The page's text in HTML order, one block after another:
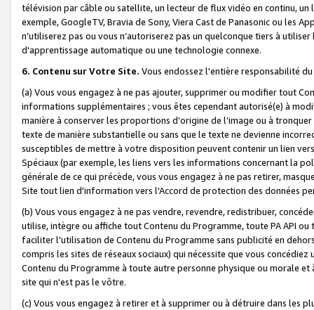
télévision par câble ou satellite, un lecteur de flux vidéo en continu,
exemple, GoogleTV, Bravia de Sony, Viera Cast de Panasonic ou les
n’utiliserez pas ou vous n’autoriserez pas un quelconque tiers à
d'apprentissage automatique ou une technologie connexe.
6. Contenu sur Votre Site. Vous endossez l'entière responsabilité
(a) Vous vous engagez à ne pas ajouter, supprimer ou modifier tout
informations supplémentaires ; vous êtes cependant autorisé(e) à
manière à conserver les proportions d’origine de l’image ou à
texte de manière substantielle ou sans que le texte ne devienne
susceptibles de mettre à votre disposition peuvent contenir un lien
Spéciaux (par exemple, les liens vers les informations concernant la
générale de ce qui précède, vous vous engagez à ne pas retirer,
Site tout lien d'information vers l'Accord de protection des données
(b) Vous vous engagez à ne pas vendre, revendre, redistribuer,
utilise, intègre ou affiche tout Contenu du Programme, toute PA API
faciliter l'utilisation de Contenu du Programme sans publicité en
compris les sites de réseaux sociaux) qui nécessite que vous
Contenu du Programme à toute autre personne physique ou morale
site qui n'est pas le vôtre.
(c) Vous vous engagez à retirer et à supprimer ou à détruire dans les